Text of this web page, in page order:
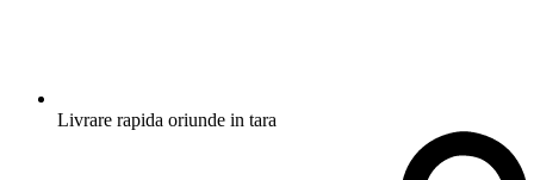
Livrare rapida oriunde in tara